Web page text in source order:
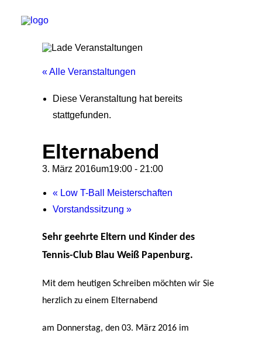
Der Verein
Tennisanlage & Clubheim
Ordnung
Kontakt
« Alle Veranstaltungen
Diese Veranstaltung hat bereits
stattgefunden.
Elternabend
3. März 2016um19:00 - 21:00
« Low T-Ball Meisterschaften
Vorstandssitzung »
Sehr geehrte Eltern und Kinder des
Tennis-Club Blau Weiß Papenburg.
Mit dem heutigen Schreiben möchten wir Sie
herzlich zu einem Elternabend
am Donnerstag, den 03. März 2016 im